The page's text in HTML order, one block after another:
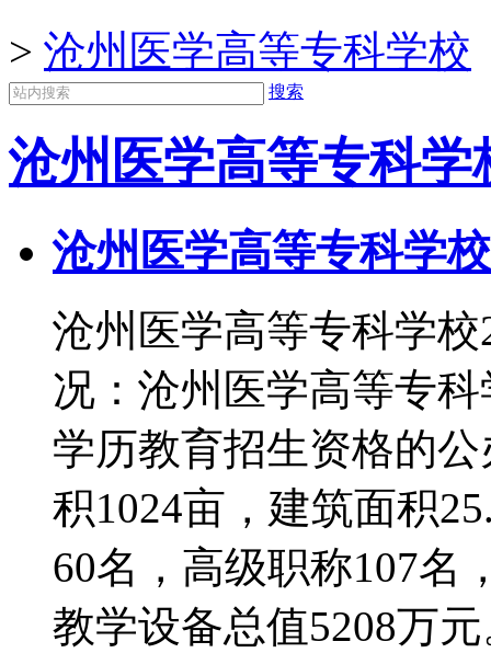
> 沧州医学高等专科学校
搜索
沧州医学高等专科学
沧州医学高等专科学
沧州医学高等专科学
况：沧州医学高等专
学历教育招生资格的
积1024亩，建筑面积
60名，高级职称107名
教学设备总值5208